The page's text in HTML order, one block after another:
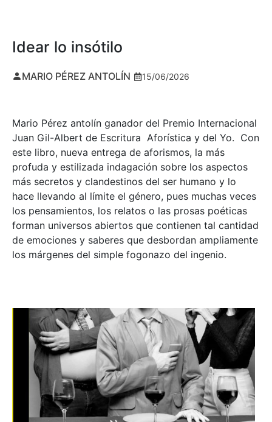
Idear lo insótilo
MARIO PÉREZ ANTOLÍN 15/06/2026
Mario Pérez antolín ganador del Premio Internacional
Juan Gil-Albert de Escritura Aforística y del Yo. Con
este libro, nueva entrega de aforismos, la más
profuda y estilizada indagación sobre los aspectos
más secretos y clandestinos del ser humano y lo
hace llevando al límite el género, pues muchas veces
los pensamientos, los relatos o las prosas poéticas
forman universos abiertos que contienen tal cantidad
de emociones y saberes que desbordan ampliamente
los márgenes del simple fogonazo del ingenio.